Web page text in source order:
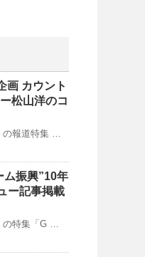
画 カウント
松山洋のコ
の報道特集 …
振興”10年
ー記事掲載
の特集「G …